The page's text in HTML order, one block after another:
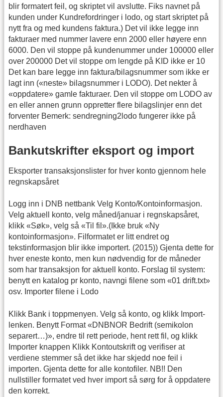
blir formatert feil, og skriptet vil avslutte. Fiks navnet på
kunden under Kundrefordringer i lodo, og start skriptet på
nytt fra og med kundens faktura.) Det vil ikke legge inn
fakturaer med nummer lavere enn 2000 eller høyere enn
6000. Den vil stoppe på kundenummer under 100000 eller
over 200000 Det vil stoppe om lengde på KID ikke er 10
Det kan bare legge inn faktura/bilagsnummer som ikke er
lagt inn («neste» bilagsnummer i LODO). Det nekter å
«oppdatere» gamle fakturaer. Den vil stoppe om LODO av
en eller annen grunn oppretter flere bilagslinjer enn det
forventer Bemerk: sendregning2lodo fungerer ikke på
nerdhaven
Bankutskrifter eksport og import
Eksporter transaksjonslister for hver konto gjennom hele
regnskapsåret
Logg inn i DNB nettbank Velg Konto/Kontoinformasjon.
Velg aktuell konto, velg måned/januar i regnskapsåret,
klikk «Søk», velg så «Til fil».(Ikke bruk «Ny
kontoinformasjon». Filformatet er litt endret og
tekstinformasjon blir ikke importert. (2015)) Gjenta dette for
hver eneste konto, men kun nødvendig for de måneder
som har transaksjon for aktuell konto. Forslag til system:
benytt en katalog pr konto, navngi filene som «01 drift.txt»
osv. Importer filene i Lodo
Klikk Bank i toppmenyen. Velg så konto, og klikk Import-
lenken. Benytt Format «DNBNOR Bedrift (semikolon
separert…)», endre til rett periode, hent rett fil, og klikk
Importer knappen Klikk Kontoutskrift og verifiser at
verdiene stemmer så det ikke har skjedd noe feil i
importen. Gjenta dette for alle kontofiler. NB!! Den
nullstiller formatet ved hver import så sørg for å oppdatere
den korrekt.